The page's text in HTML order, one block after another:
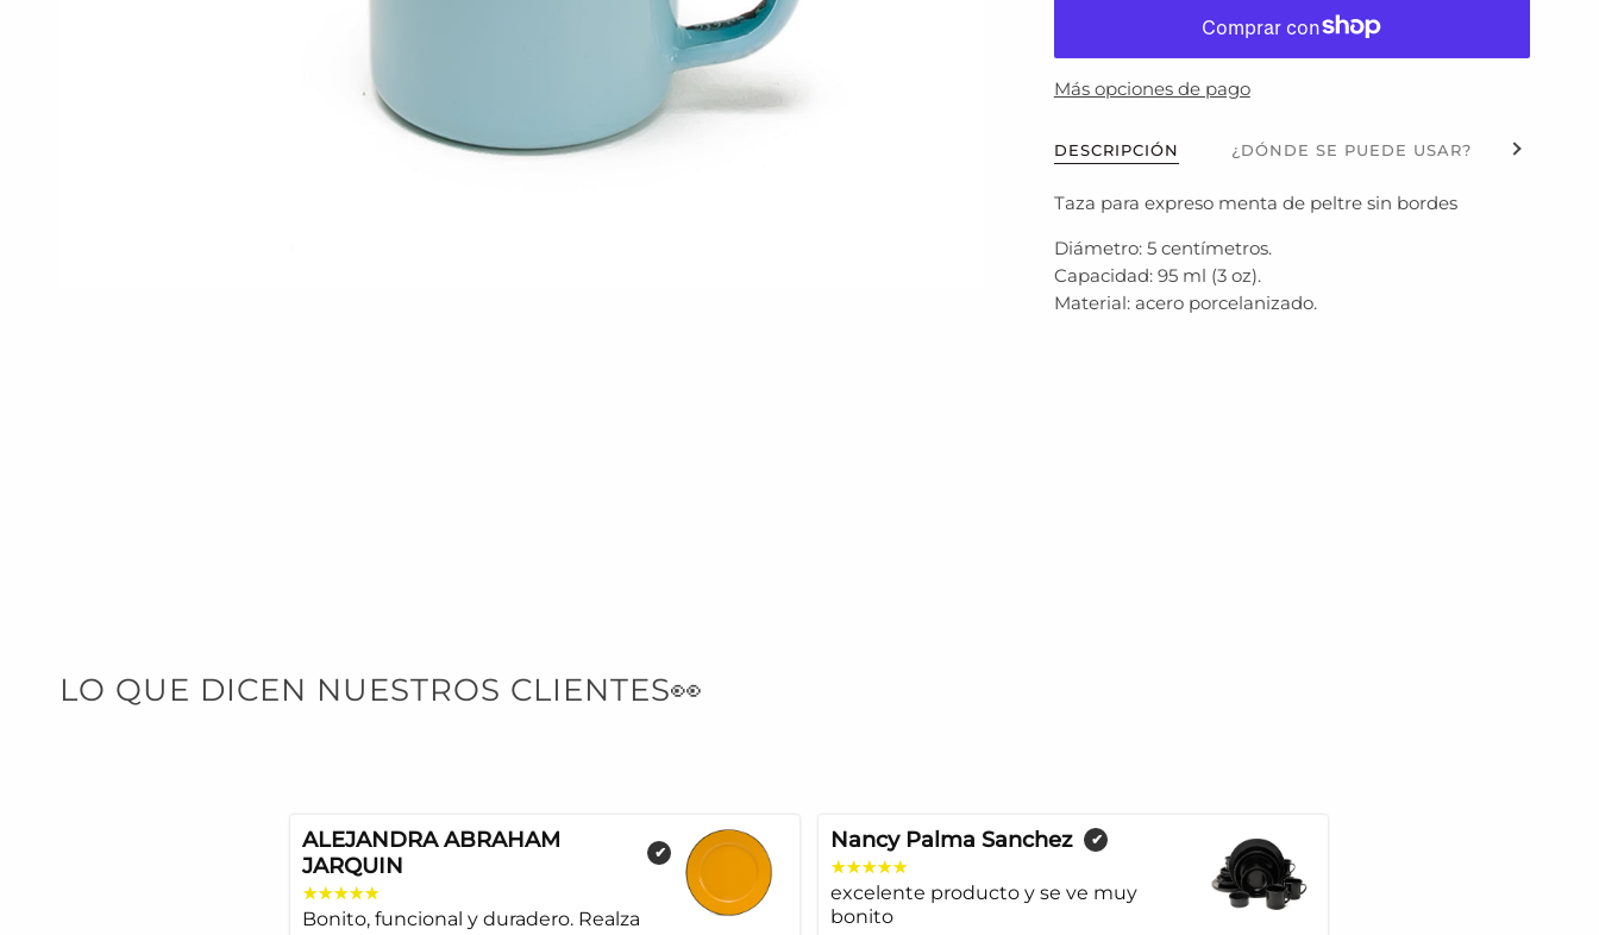
Más opciones de pago
DESCRIPCIÓN ¿DÓNDE SE PUEDE USAR? Ver todo
Taza para expreso menta de peltre sin bordes
Diámetro: 5 centímetros.
Capacidad: 95 ml (3 oz).
Material: acero porcelanizado.
LO QUE DICEN NUESTROS CLIENTES👀
ALEJANDRA ABRAHAM
JARQUIN
✔
Bonito, funcional y duradero. Realza
Nancy Palma Sanchez ✔
excelente producto y se ve muy
bonito